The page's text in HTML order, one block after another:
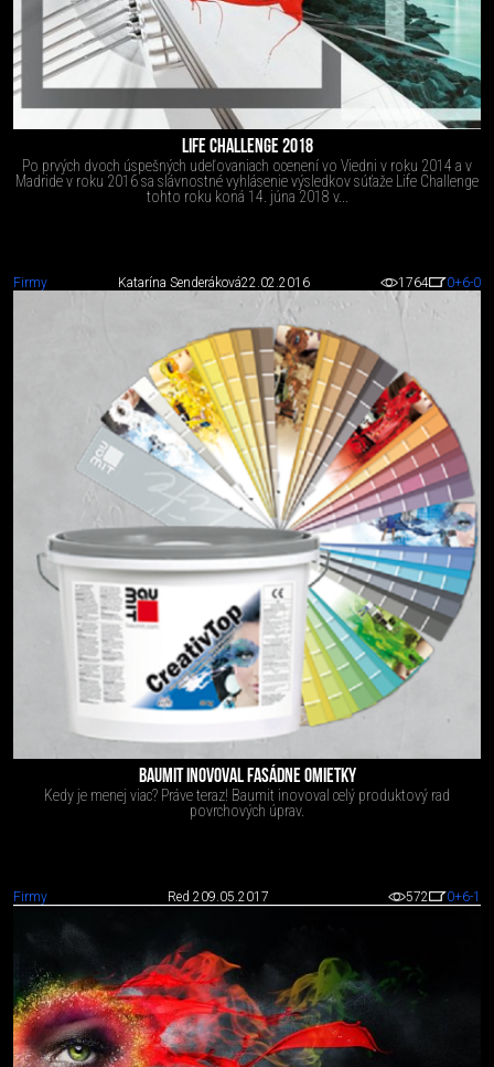
LIFE CHALLENGE 2018
Po prvých dvoch úspešných udeľovaniach ocenení vo Viedni v roku 2014 a v
Madride v roku 2016 sa slávnostné vyhlásenie výsledkov súťaže Life Challenge
tohto roku koná 14. júna 2018 v...
Firmy Katarína Senderáková22.02.2016 1764 0+6-0
BAUMIT INOVOVAL FASÁDNE OMIETKY
Kedy je menej viac? Práve teraz! Baumit inovoval celý produktový rad
povrchových úprav.
Firmy Red 209.05.2017 572 0+6-1